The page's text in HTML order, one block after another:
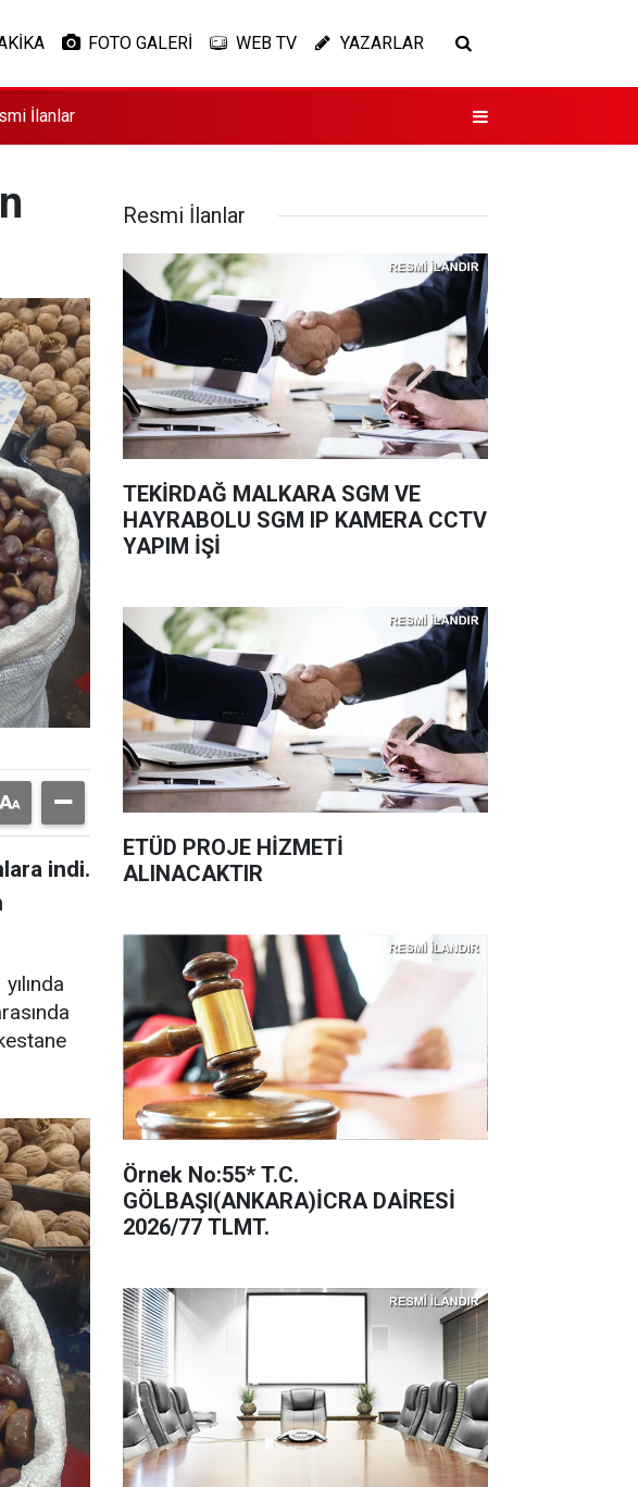
FOTO GALERİ WEB TV YAZARLAR
İlanlar
indi.
Resmi İlanlar
TEKİRDAĞ MALKARA SGM VE
HAYRABOLU SGM IP KAMERA CCTV
YAPIM İŞİ
ETÜD PROJE HİZMETİ
ALINACAKTIR
Örnek No:55* T.C.
GÖLBAŞI(ANKARA)İCRA DAİRESİ
2026/77 TLMT.